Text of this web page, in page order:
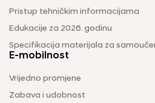
Pristup tehničkim informacijama
Edukacije za 2026. godinu
Specifikacija materijala za
E-mobilnost
Vrijedno promjene
Zabava i udobnost